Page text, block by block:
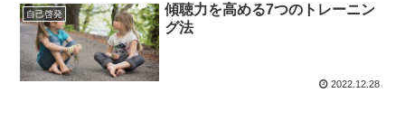
自己啓発
傾聴力を高める7つのトレーニン
グ法
2022.12.28